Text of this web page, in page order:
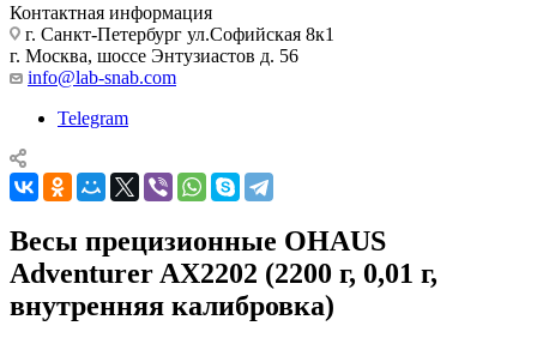
Контактная информация
г. Санкт-Петербург ул.Софийская 8к1
г. Москва, шоссе Энтузиастов д. 56
info@lab-snab.com
Telegram
Весы прецизионные OHAUS
Adventurer AX2202 (2200 г, 0,01 г,
внутренняя калибровка)